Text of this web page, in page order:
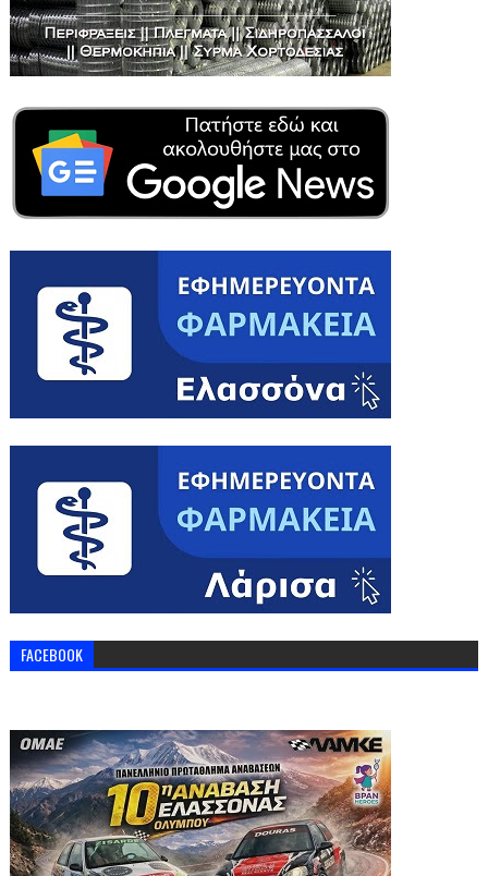
FACEBOOK